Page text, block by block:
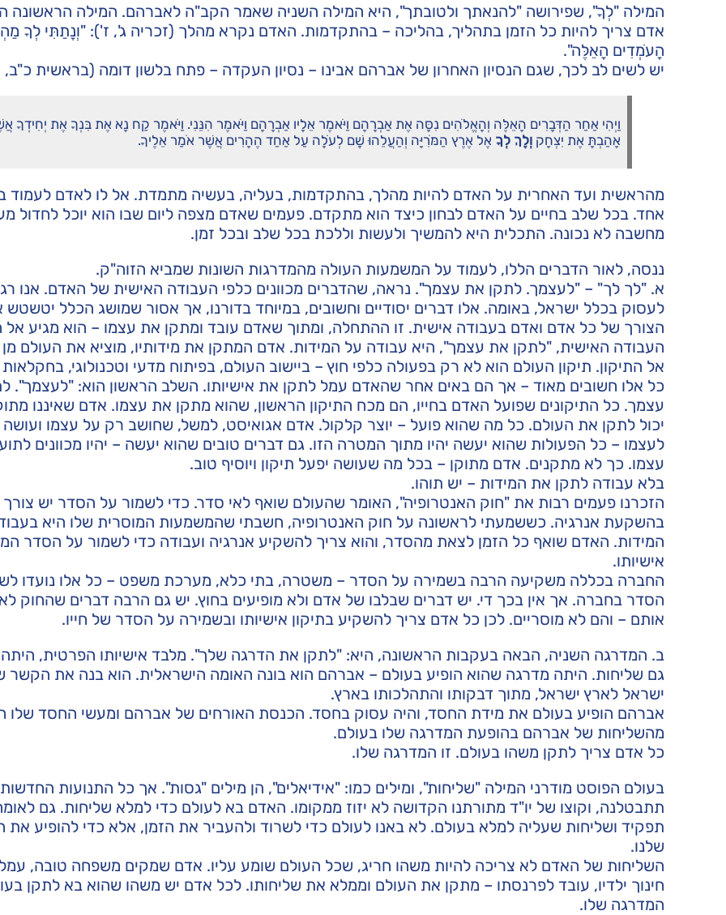
המילה "לְךָ", שפירושה "להנאתך ולטובתך", היא המילה השניה שאמר הקב"ה לאברהם. המילה הראשונה
אדם צריך להיות כל הזמן בתהליך, בהליכה – בהתקדמות. האדם נקרא מהלך (זכריה ג', ז'): "וְנָתַתִּי לְךָ
הָעֹמְדִים הָאֵלֶּה".
יש לשים לב לכך, שגם הנסיון האחרון של אברהם אבינו – נסיון העקדה – פתח בלשון דומה (בראשית
וַיְהִי אַחַר הַדְּבָרִים הָאֵלֶּה וְהָאֱלֹהִים נִסָּה אֶת אַבְרָהָם וַיֹּאמֶר אֵלָיו אַבְרָהָם וַיֹּאמֶר הִנֵּנִי. וַיֹּאמֶר קַח נָא אֶת בִּנְךָ אֶת יְחִידְךָ
אָהַבְתָּ אֶת יִצְחָק וְלֶךְ לְךָ אֶל אֶרֶץ הַמֹּרִיָּה וְהַעֲלֵהוּ שָׁם לְעֹלָה עַל אַחַד הֶהָרִים אֲשֶׁר אֹמַר אֵלֶיךָ.
מהראשית ועד האחרית על האדם להיות מהלך, בהתקדמות, בעליה, בעשיה מתמדת. אל לו לאדם לעמוד
אחד. בכל שלב בחיים על האדם לבחון כיצד הוא מתקדם. פעמים שאדם מצפה ליום שבו הוא יוכל לחדול
מחשבה לא נכונה. התכלית היא להמשיך ולעשות וללכת בכל שלב ובכל זמן.
ננסה, לאור הדברים הללו, לעמוד על המשמעות העולה מהמדרגות השונות שמביא הזוה"ק.
א. "לך לך" – "לעצמך. לתקן את עצמך". נראה, שהדברים מכוונים כלפי העבודה האישית של האדם. אנו
לעסוק בכלל ישראל, באומה. אלו דברים יסודיים וחשובים, במיוחד בדורנו, אך אסור שמושג הכלל יטשטש
הצורך של כל אדם ואדם בעבודה אישית. זו ההתחלה, ומתוך שאדם עובד ומתקן את עצמו – הוא מגיע אל
העבודה האישית, "לתקן את עצמך", היא עבודה על המידות. אדם המתקן את מידותיו, מוציא את העולם מן
אל התיקון. תיקון העולם הוא לא רק בפעולה כלפי חוץ – ביישוב העולם, בפיתוח מדעי וטכנולוגי,
כל אלו חשובים מאוד – אך הם באים אחר שהאדם עמל לתקן את אישיותו. השלב הראשון הוא: "לעצמך".
עצמך. כל התיקונים שפועל האדם בחייו, הם מכח התיקון הראשון, שהוא מתקן את עצמו. אדם שאיננו
יכול לתקן את העולם. כל מה שהוא פועל – יוצר קלקול. אדם אגואיסט, למשל, שחושב רק על עצמו
לעצמו – כל הפעולות שהוא יעשה יהיו מתוך המטרה הזו. גם דברים טובים שהוא יעשה – יהיו מכוונים
עצמו. כך לא מתקנים. אדם מתוקן – בכל מה שעושה יפעל תיקון ויוסיף טוב.
בלא עבודה לתקן את המידות – יש תוהו.
הזכרנו פעמים רבות את "חוק האנטרופיה", האומר שהעולם שואף לאי סדר. כדי לשמור על הסדר יש צורך
בהשקעת אנרגיה. כששמעתי לראשונה על חוק האנטרופיה, חשבתי שהמשמעות המוסרית שלו היא
המידות. האדם שואף כל הזמן לצאת מהסדר, והוא צריך להשקיע אנרגיה ועבודה כדי לשמור על הסדר
אישיותו.
החברה בכללה משקיעה הרבה בשמירה על הסדר – משטרה, בתי כלא, מערכת משפט – כל אלו נועדו
הסדר בחברה. אך אין בכך די. יש דברים שבלבו של אדם ולא מופיעים בחוץ. יש גם הרבה דברים שהחוק
אותם – והם לא מוסריים. לכן כל אדם צריך להשקיע בתיקון אישיותו ובשמירה על הסדר של חייו.
ב. המדרגה השניה, הבאה בעקבות הראשונה, היא: "לתקן את הדרגה שלך". מלבד אישיותו הפרטית,
גם שליחות. היתה מדרגה שהוא הופיע בעולם – אברהם הוא בונה האומה הישראלית. הוא בנה את הקשר
ישראל לארץ ישראל, מתוך דבקותו והתהלכותו בארץ.
אברהם הופיע בעולם את מידת החסד, והיה עסוק בחסד. הכנסת האורחים של אברהם ומעשי החסד שלו
מהשליחות של אברהם בהופעת המדרגה שלו בעולם.
כל אדם צריך לתקן משהו בעולם. זו המדרגה שלו.
בעולם הפוסט מודרני המילה "שליחות", ומילים כמו: "אידיאלים", הן מילים "גסות". אך כל התנועות החדשות
תתבטלנה, וקוצו של יו"ד מתורתנו הקדושה לא יזוז ממקומו. האדם בא לעולם כדי למלא שליחות. גם
תפקיד ושליחות שעליה למלא בעולם. לא באנו לעולם כדי לשרוד ולהעביר את הזמן, אלא כדי להופיע את
שלנו.
השליחות של האדם לא צריכה להיות משהו חריג, שכל העולם שומע עליו. אדם שמקים משפחה טובה,
חינוך ילדיו, עובד לפרנסתו – מתקן את העולם וממלא את שליחותו. לכל אדם יש משהו שהוא בא לתקן
המדרגה שלו.